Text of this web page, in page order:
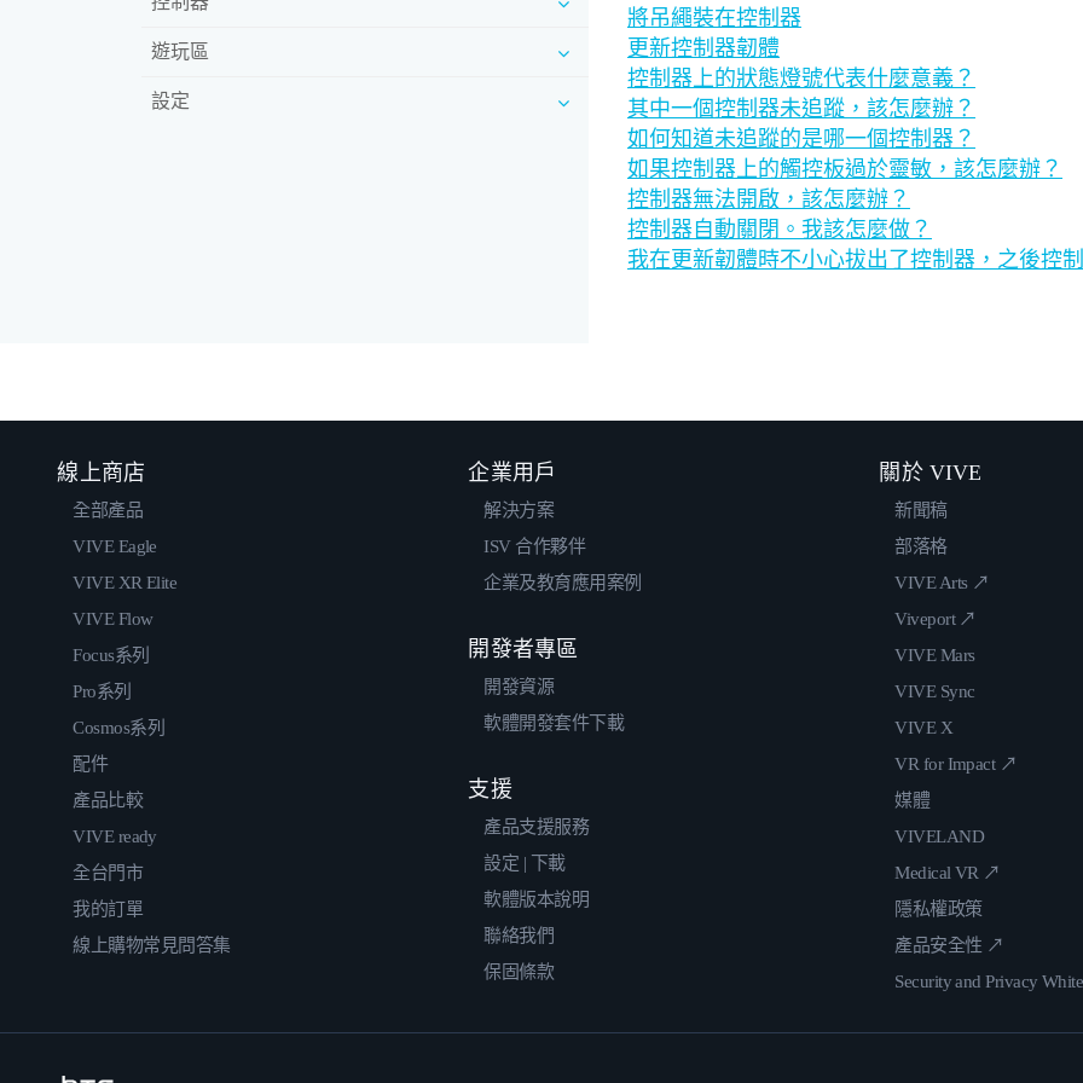
遊玩區
設定
將吊繩裝在控制器
更新控制器韌體
控制器上的狀態燈號代表什麼意義？
其中一個控制器未追蹤，該怎麼辦？
如何知道未追蹤的是哪一個控制器？
如果控制器上的觸控板過於靈敏，該怎麼辦？
控制器無法開啟，該怎麼辦？
控制器自動關閉。我該怎麼做？
我在更新韌體時不小心拔出了控制器，之後控
線上商店
全部產品
VIVE Eagle
VIVE XR Elite
VIVE Flow
Focus系列
Pro系列
Cosmos系列
配件
產品比較
VIVE ready
全台門市
我的訂單
線上購物常見問答集
企業用戶
解決方案
ISV 合作夥伴
企業及教育應用案例
開發者專區
開發資源
軟體開發套件下載
支援
產品支援服務
設定 | 下載
軟體版本說明
聯絡我們
保固條款
關於 VIVE
新聞稿
部落格
VIVE Arts ↗
Viveport ↗
VIVE Mars
VIVE Sync
VIVE X
VR for Impact ↗
媒體
VIVELAND
Medical VR ↗
隱私權政策
產品安全性 ↗
Security and Privacy